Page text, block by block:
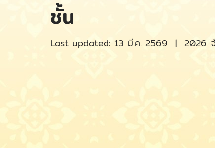
ชั้น
Last updated: 13 มี.ค. 2569 | 2026